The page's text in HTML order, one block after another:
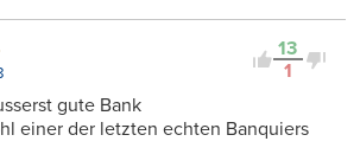
13
1
gute Bank
einer der letzten echten Banquiers